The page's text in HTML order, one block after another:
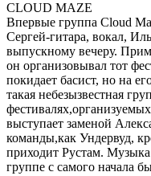
CLOUD MAZE
Впервые группа Cloud
Сергей-гитара, вокал,
выпускному вечеру.
он организовывал тот
покидает басист, но на
такая небезызвестная
выступает заменой
команды,как Ундервуд,
приходит Рустам. Музыка
группе с самого начала